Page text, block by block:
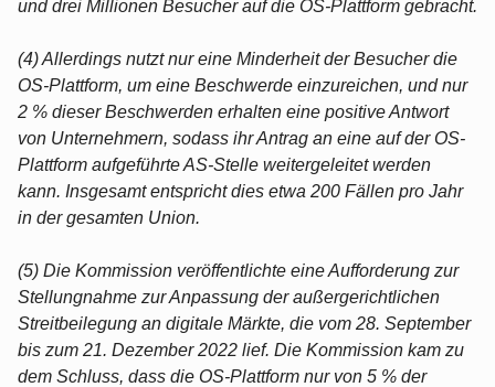
und drei Millionen Besucher auf die OS-Plattform gebracht.
(4) Allerdings nutzt nur eine Minderheit der Besucher die
OS-Plattform, um eine Beschwerde einzureichen, und nur
2 % dieser Beschwerden erhalten eine positive Antwort
von Unternehmern, sodass ihr Antrag an eine auf der OS-
Plattform aufgeführte AS-Stelle weitergeleitet werden
kann. Insgesamt entspricht dies etwa 200 Fällen pro Jahr
in der gesamten Union.
(5) Die Kommission veröffentlichte eine Aufforderung zur
Stellungnahme zur Anpassung der außergerichtlichen
Streitbeilegung an digitale Märkte, die vom 28. September
bis zum 21. Dezember 2022 lief. Die Kommission kam zu
dem Schluss, dass die OS-Plattform nur von 5 % der